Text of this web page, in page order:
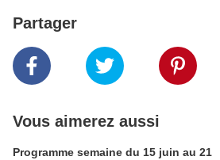
Partager
Vous aimerez aussi
Programme semaine du 15 juin au 21